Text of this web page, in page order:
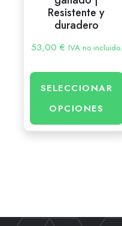
Resistente y
duradero
53,00 € IVA no incluido.
SELECCIONAR
OPCIONES